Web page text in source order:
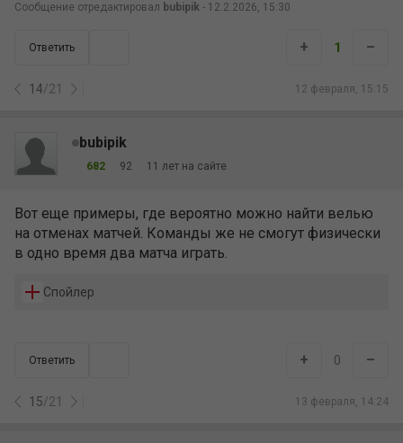
Сообщение отредактировал bubipik - 12.2.2026, 15:30
Ответить
14/21 12 февраля, 15:15
+ 1 –
bubipik
682 92 11 лет на сайте
Вот еще примеры, где вероятно можно найти велью
на отменах матчей. Команды же не смогут физически
в одно время два матча играть.
Спойлер
Ответить
15/21 13 февраля, 14:24
+ 0 –